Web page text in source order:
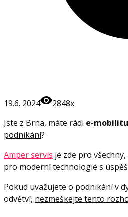
19.6. 2024
2848x
Jste z Brna, máte rádi e-mobilitu
podnikání?
Amper servis je zde pro
pro moderní technologie s
Pokud uvažujete o podnikání v
odvětví, nezmeškejte tento